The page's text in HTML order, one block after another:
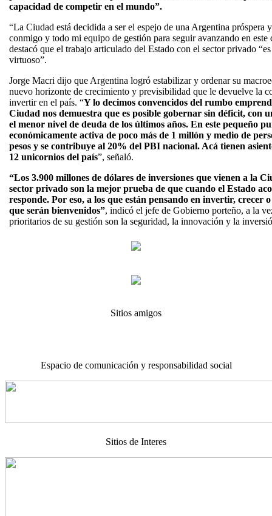
capacidad de competir en el mundo”.
“La Ciudad está decidida a ser el espejo de una Argentina próspera
conmigo y todo mi equipo de gestión para seguir avanzando en
destacó que el trabajo articulado del Estado con el sector privado
virtuoso”.
Jorge Macri dijo que Argentina logró estabilizar y ordenar su
nuevo horizonte de crecimiento y previsibilidad que le devuelve la
invertir en el país. “Y lo decimos convencidos del rumbo
Ciudad nos demuestra que es posible gobernar sin déficit, con
el menor nivel de deuda de los últimos años. En este pequeño
económicamente activa de poco más de 1 millón y medio de
pesos y se contribuye al 20% del PBI nacional. Acá tienen
12 unicornios del país”, señaló.
“Los 3.900 millones de dólares de inversiones que vienen a la
sector privado son la mejor prueba de que cuando el Estado
responde. Por eso, a los que están pensando en invertir, crecer
que serán bienvenidos”, indicó el jefe de Gobierno porteño, a la
prioritarios de su gestión son la seguridad, la innovación y la
Sitios amigos
Espacio de comunicación y responsabilidad social
Sitios de Interes